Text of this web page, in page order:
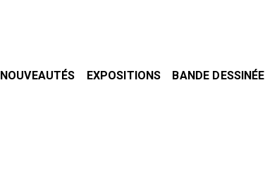
NOUVEAUTÉS EXPOSITIONS BANDE DESSINÉE